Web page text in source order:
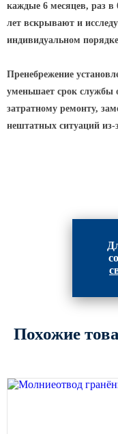
ограждений
Светильники
назначения
Уличные
Уличные
питающие посты
МАФ (МАЛЫЕ
каждые 6 месяцев, раз в
лет вскрывают и
индивидуальном
Пренебрежение
уменьшает срок службы
затратному ремонту,
нештатных ситуаций из-
Похожие